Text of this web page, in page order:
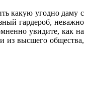
какую угодно даму с
гардероб, неважно
увидите, как на
из высшего общества,